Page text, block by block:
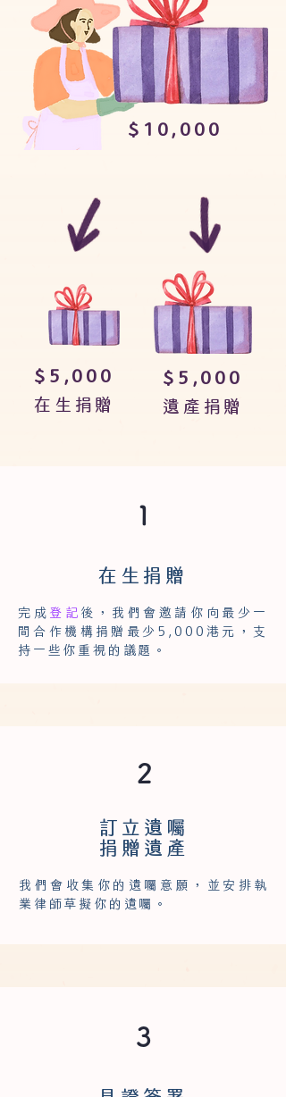
$10,000
$5,000
在生捐贈
$5,000
遺產捐贈
1
在生捐贈
完成登記後，我們會邀請你向最少一
間合作機構捐贈最少5,000港元，支
持一些你重視的議題。
2
訂立遺囑
捐贈遺產
我們會收集你的遺囑意願，並安排執
業律師草擬你的遺囑。
3